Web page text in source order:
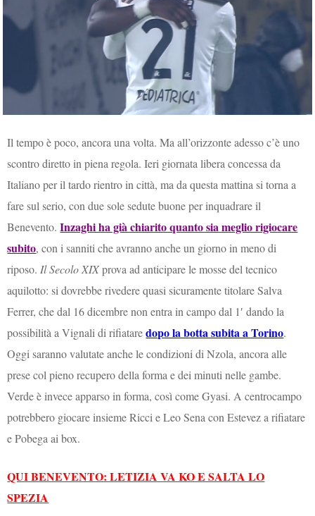
Il tempo è poco, ancora una volta. Ma all’orizzonte adesso c’è uno
scontro diretto in piena regola. Ieri giornata libera concessa da
Italiano per il tardo rientro in città, ma da questa mattina si torna a
fare sul serio, con due sole sedute buone per inquadrare il
Benevento.Inzaghi ha già chiarito quanto sia meglio rigiocare
subito, con i sanniti che avranno anche un giorno in meno di
riposo. Il Secolo XIXprova ad anticipare le mosse del tecnico
aquilotto: si dovrebbe rivedere quasi sicuramente titolare Salva
Ferrer, che dal 16 dicembre non entra in campo dal 1′ dando la
possibilità a Vignali di rifiataredopo la botta subita a Torino.
Oggi saranno valutate anche le condizioni di Nzola, ancora alle
prese col pieno recupero della forma e dei minuti nelle gambe.
Verde è invece apparso in forma, così come Gyasi. A centrocampo
potrebbero giocare insieme Ricci e Leo Sena con Estevez a rifiatare
e Pobega ai box.
QUI BENEVENTO: LETIZIA VA KO E SALTA LO
SPEZIA